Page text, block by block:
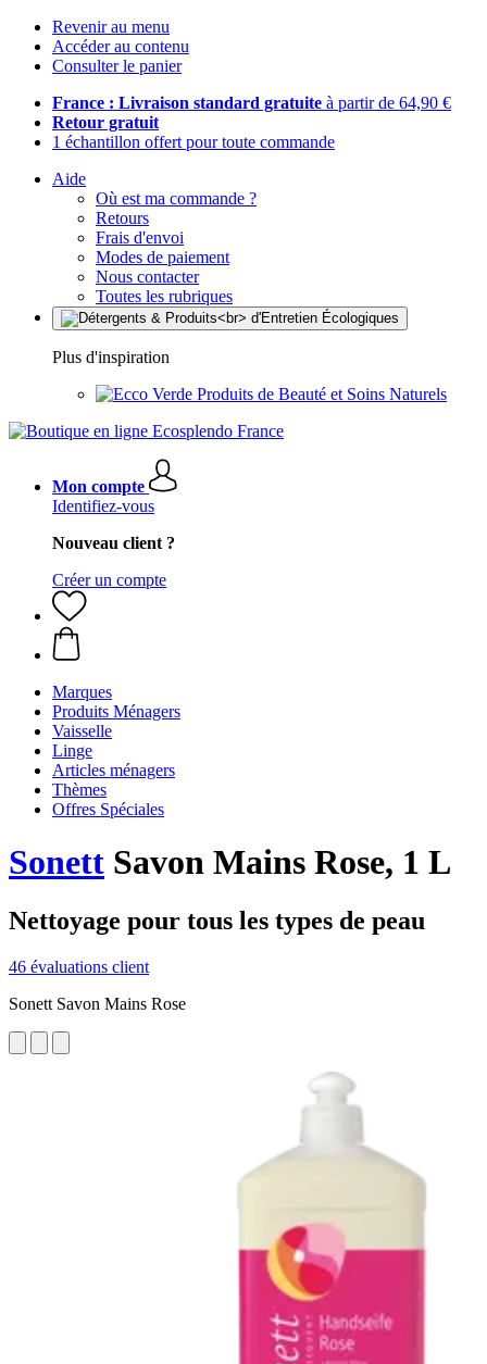
Revenir au menu
Accéder au contenu
Consulter le panier
France : Livraison standard gratuite à partir de 64,90 €
Retour gratuit
1 échantillon offert pour toute commande
Aide
Où est ma commande ?
Retours
Frais d'envoi
Modes de paiement
Nous contacter
Toutes les rubriques
Plus d'inspiration
Produits de Beauté et Soins Naturels
Mon compte
Identifiez-vous
Nouveau client ?
Créer un compte
Marques
Produits Ménagers
Vaisselle
Linge
Articles ménagers
Thèmes
Offres Spéciales
Sonett Savon Mains Rose, 1 L
Nettoyage pour tous les types de peau
46 évaluations client
Sonett Savon Mains Rose